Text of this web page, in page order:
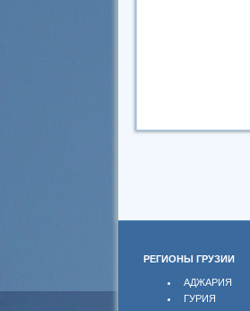
РЕГИОНЫ ГРУЗИИ
АДЖАРИЯ
ГУРИЯ